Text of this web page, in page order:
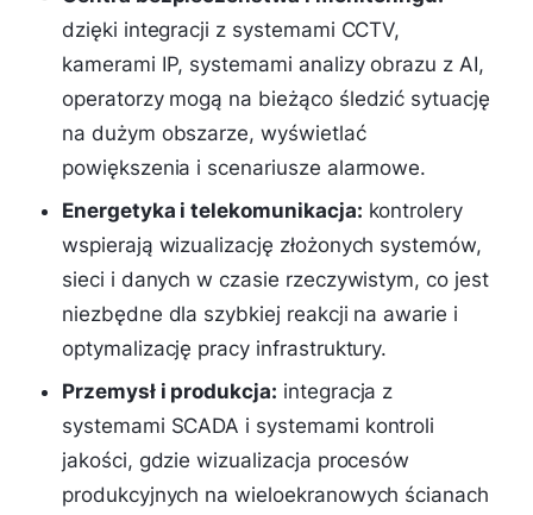
dzięki integracji z systemami CCTV,
kamerami IP, systemami analizy obrazu z AI,
operatorzy mogą na bieżąco śledzić sytuację
na dużym obszarze, wyświetlać
powiększenia i scenariusze alarmowe.
Energetyka i telekomunikacja: kontrolery
wspierają wizualizację złożonych systemów,
sieci i danych w czasie rzeczywistym, co jest
niezbędne dla szybkiej reakcji na awarie i
optymalizację pracy infrastruktury.
Przemysł i produkcja: integracja z
systemami SCADA i systemami kontroli
jakości, gdzie wizualizacja procesów
produkcyjnych na wieloekranowych ścianach